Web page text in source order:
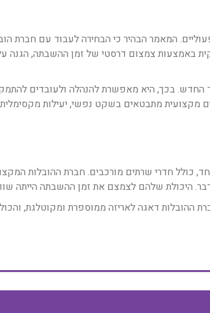
המאמר הבהיר כי הבחירה לעבוד עם חברת
באמצעות צמצום דרסטי של זמן ההשבתה, הגנה
החדש. בכך, היא מאפשרת להנהלה ולעובדים
מתבטאים בשקט נפשי, יעילות
תוך סוף שבוע אחד, כולל חדרי שרתים מורכבים. חברת
היכולת שלהם לצמצם את זמן ההשבתה הייתה
ההובלות דאגה לאריזה ממוספרת ומקוטלגת,